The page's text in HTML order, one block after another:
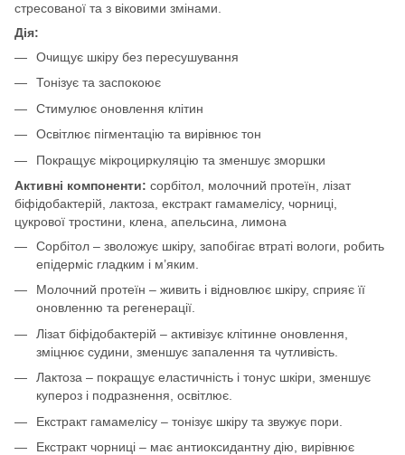
стресованої та з віковими змінами.
Дія:
Очищує шкіру без пересушування
Тонізує та заспокоює
Стимулює оновлення клітин
Освітлює пігментацію та вирівнює тон
Покращує мікроциркуляцію та зменшує зморшки
Активні компоненти: сорбітол, молочний протеїн, лізат
біфідобактерій, лактоза, екстракт гамамелісу, чорниці,
цукрової тростини, клена, апельсина, лимона
Сорбітол – зволожує шкіру, запобігає втраті вологи, робить
епідерміс гладким і м’яким.
Молочний протеїн – живить і відновлює шкіру, сприяє її
оновленню та регенерації.
Лізат біфідобактерій – активізує клітинне оновлення,
зміцнює судини, зменшує запалення та чутливість.
Лактоза – покращує еластичність і тонус шкіри, зменшує
купероз і подразнення, освітлює.
Екстракт гамамелісу – тонізує шкіру та звужує пори.
Екстракт чорниці – має антиоксидантну дію, вирівнює